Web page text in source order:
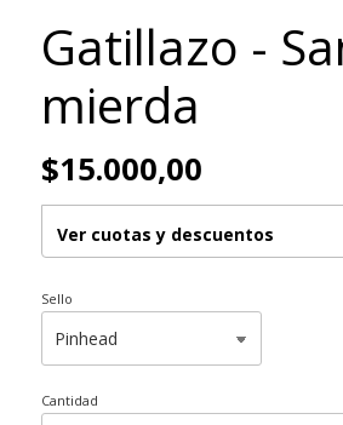
Gatillazo -
mierda
$15.000,00
Ver cuotas y descuentos
Sello
Cantidad